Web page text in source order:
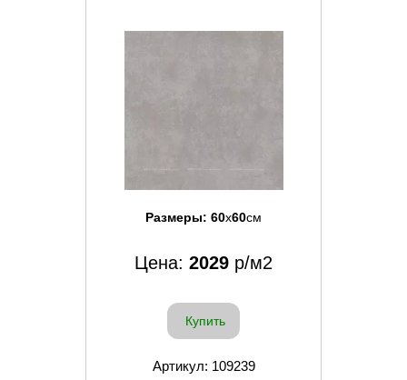
Размеры: 60x60см
Цена: 2029 р/м2
Купить
Артикул: 109239